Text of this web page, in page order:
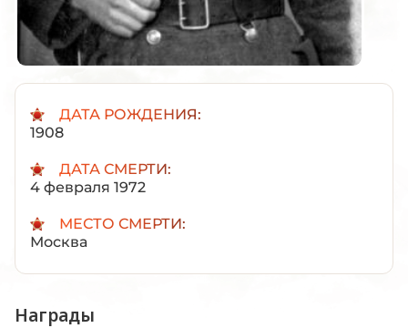
ДАТА РОЖДЕНИЯ:
1908
ДАТА СМЕРТИ:
4 февраля 1972
МЕСТО СМЕРТИ:
Москва
Награды